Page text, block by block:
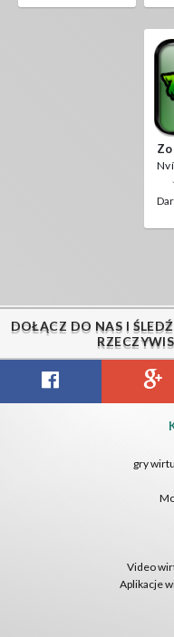
DOŁĄCZ DO NAS I
gry
Video
Aplikacje